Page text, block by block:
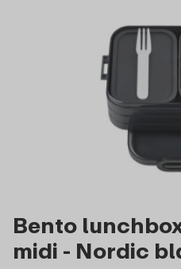
Bento
midi - Nordic